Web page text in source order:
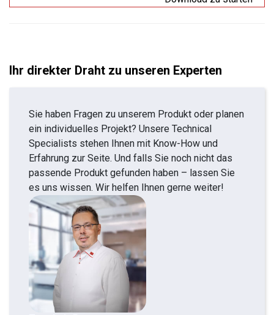
Ihr direkter Draht zu unseren Experten
Sie haben Fragen zu unserem Produkt oder planen
ein individuelles Projekt? Unsere Technical
Specialists stehen Ihnen mit Know-How und
Erfahrung zur Seite. Und falls Sie noch nicht das
passende Produkt gefunden haben – lassen Sie
es uns wissen. Wir helfen Ihnen gerne weiter!